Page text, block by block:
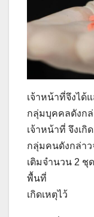
เจ้าหน้าที่จึงได้
กลุ่มบุคคลดังก
เจ้าหน้าที่ จึงเ
กลุ่มคนดังกล่าว
เติมจำนวน 2 ชุ
พื้นที่
เกิดเหตุไว้